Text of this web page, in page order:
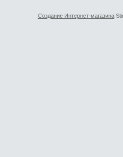
Создание Интернет-магазина